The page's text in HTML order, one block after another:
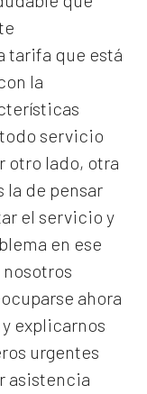
tarifa que está
la
servicio
otro lado, otra
la de pensar
el servicio y
en ese
ahora
explicarnos
urgentes
asistencia